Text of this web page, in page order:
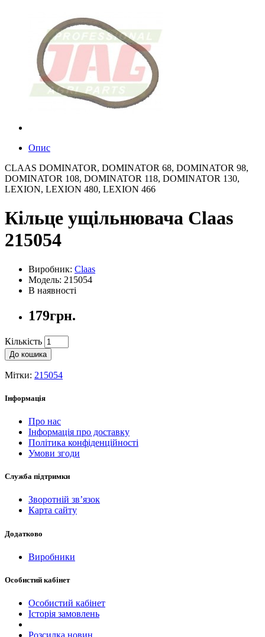
Опис
CLAAS DOMINATOR, DOMINATOR 68, DOMINATOR 98,
DOMINATOR 108, DOMINATOR 118, DOMINATOR 130,
LEXION, LEXION 480, LEXION 466
Кільце ущільнювача Claas
215054
Виробник: Claas
Модель: 215054
В наявності
179грн.
Кількість
До кошика
Мітки: 215054
Інформація
Про нас
Інформація про доставку
Політика конфіденційності
Умови згоди
Служба підтримки
Зворотній зв’язок
Карта сайту
Додатково
Виробники
Особистий кабінет
Особистий кабінет
Історія замовлень
Розсилка новин